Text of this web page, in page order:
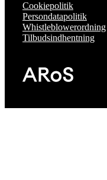
Cookiepolitik
Persondatapolitik
Whistleblowerordning
Tilbudsindhentning